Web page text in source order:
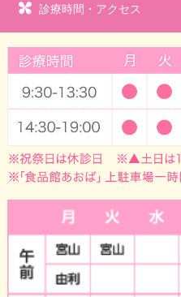
診療時間・アクセス